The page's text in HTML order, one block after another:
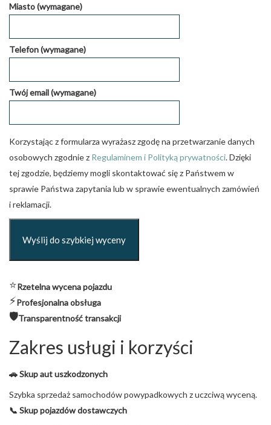
Miasto (wymagane)
Telefon (wymagane)
Twój email (wymagane)
Korzystając z formularza wyrażasz zgodę na przetwarzanie danych
osobowych zgodnie z Regulaminem i Polityką prywatności. Dzięki
tej zgodzie, będziemy mogli skontaktować się z Państwem w
sprawie Państwa zapytania lub w sprawie ewentualnych zamówień
i reklamacji.
⭐Rzetelna wycena pojazdu
⚡Profesjonalna obsługa
🛡️Transparentność transakcji
Zakres usługi i korzyści
🚗 Skup aut uszkodzonych
Szybka sprzedaż samochodów powypadkowych z uczciwą wyceną.
📞 Skup pojazdów dostawczych